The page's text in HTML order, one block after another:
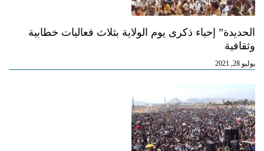
الحديدة” إحياء ذكرى يوم الولاية بثلاث فعاليات خطابية
وثقافية
يوليو 28, 2021